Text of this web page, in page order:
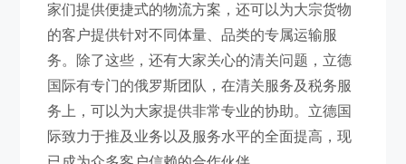
家们提供便捷式的物流方案，还可以为大宗货物
的客户提供针对不同体量、品类的专属运输服
务。除了这些，还有大家关心的清关问题，立德
国际有专门的俄罗斯团队，在清关服务及税务服
务上，可以为大家提供非常专业的协助。立德国
际致力于推及业务以及服务水平的全面提高，现